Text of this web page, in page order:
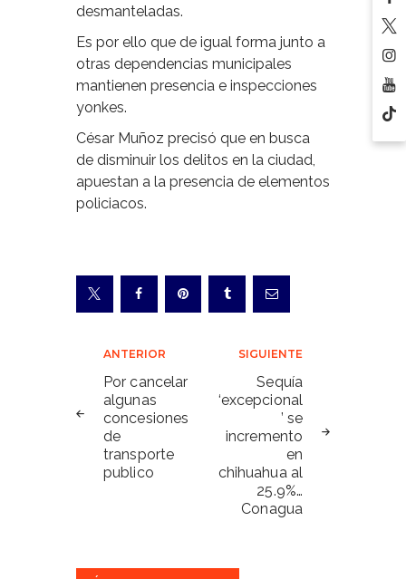
desmanteladas.
Es por ello que de igual forma junto a
otras dependencias municipales
mantienen presencia e inspecciones
yonkes.
César Muñoz precisó que en busca
de disminuir los delitos en la ciudad,
apuestan a la presencia de elementos
policiacos.
Navegación
de
entradas
ANTERIOR
Por cancelar
algunas
concesiones
de
transporte
publico
SIGUIENTE
Sequía
‘excepcional
’ se
incremento
en
chihuahua al
25.9%…
Conagua